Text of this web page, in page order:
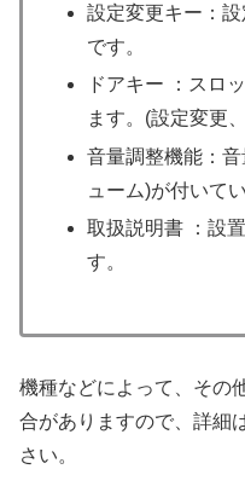
設定変更キー：
です。
ドアキー ：スロ
ます。(設定変更
音量調整機能：
ューム)が付いて
取扱説明書 ：設
す。
機種などによって、その
合がありますので、詳細
さい。